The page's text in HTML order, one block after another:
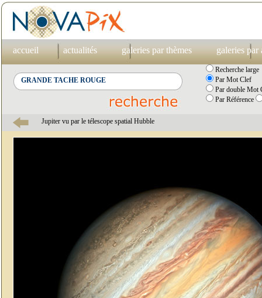
accueil actualités galeries par thèmes galeries par
Recherche large
Par Mot Clef
Par double Mot
Par Référence
Jupiter vu par le télescope spatial Hubble